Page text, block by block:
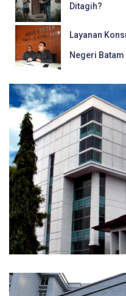
Ditagih?
Layanan
Negeri Batam